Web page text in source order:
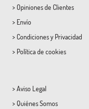
> Opiniones de Clientes
> Envío
> Condicionesy Privacidad
> Política de cookies
> Aviso Legal
> Quiénes Somos